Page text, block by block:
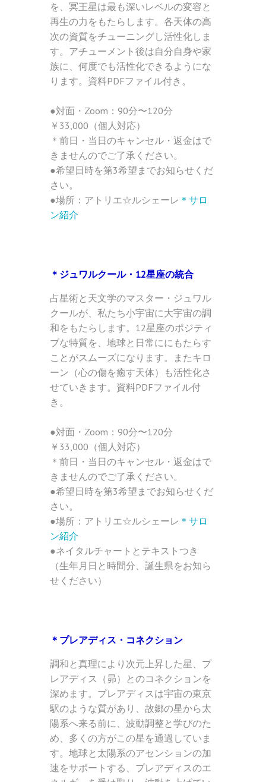
を、冥王星は最も深いレベルの変容と
再生の力をもたらします。各天体の高
次の資質をチューニングし活性化しま
す。アチューメント後は自分自身や家
族に、何度でも活性化できるようにな
ります。資料PDFファイル付き。
●対面・Zoom：90分〜120分
￥33,000（個人対応）
＊前日・当日のキャンセル・返金はで
きませんのでご了承ください。
●希望日時を第3希望までお知らせくだ
さい。
●場所：アトリエ☆ルシェーレ ＊サロ
ン紹介
＊ジュワルクール・12星座の統合
占星術と天文学のマスター・ジュワル
クールが、私たち小宇宙に大宇宙の調
和をもたらします。12星座のポジティ
ブな特質を、地球と日常ににもたらす
ことがスムーズになります。またキロ
ーン（心の傷を癒す天体）も活性化さ
せていきます。資料PDFファイル付
き。
●対面・Zoom：90分〜120分
￥33,000（個人対応）
＊前日・当日のキャンセル・返金はで
きませんのでご了承ください。
●希望日時を第3希望までお知らせくだ
さい。
●場所：アトリエ☆ルシェーレ ＊サロ
ン紹介
●ネイタルチャートとテキストつき
（生年月日と時間分、誕生県をお知ら
せください）
＊プレアディス・コネクション
調和と真理により次元上昇した星、プ
レアディス（昴）とのコネクションを
深めます。プレアディスは宇宙の東京
駅のような質があり、故郷の星から太
陽系へ来る前に、波動調整と学びのた
め、多くの方がこの星を通過していま
す。地球と太陽系のアセンションの加
速をサポートする、プレアディスのエ